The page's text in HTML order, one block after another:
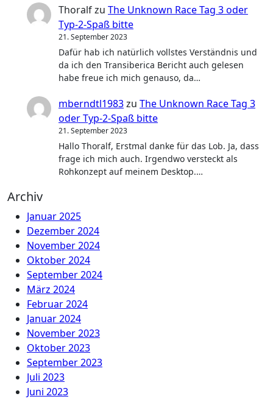
Thoralfzu The Unknown Race Tag 3 oder
Typ-2-Spaß bitte
21. September 2023
Dafür hab ich natürlich vollstes Verständnis und
da ich den Transiberica Bericht auch gelesen
habe freue ich mich genauso, da…
mberndtl1983zu The Unknown Race Tag 3
oder Typ-2-Spaß bitte
21. September 2023
Hallo Thoralf, Erstmal danke für das Lob. Ja, dass
frage ich mich auch. Irgendwo versteckt als
Rohkonzept auf meinem Desktop.…
Archiv
Januar 2025
Dezember 2024
November 2024
Oktober 2024
September 2024
März 2024
Februar 2024
Januar 2024
November 2023
Oktober 2023
September 2023
Juli 2023
Juni 2023